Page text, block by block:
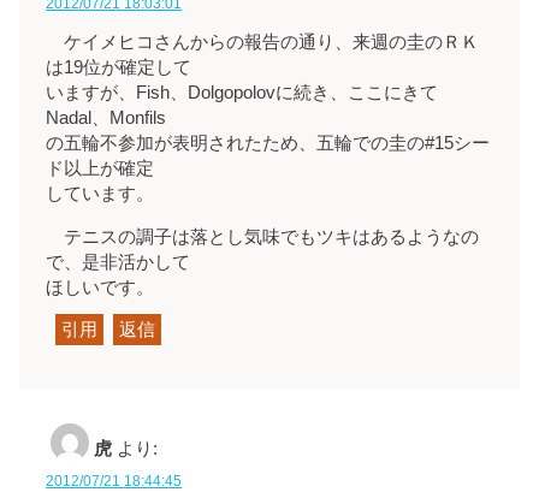
ケイメヒコさんからの報告の通り、来週の圭のＲＫ
は19位が確定して
いますが、Fish、Dolgopolovに続き、ここにきて
Nadal、Monfils
の五輪不参加が表明されたため、五輪での圭の#15シー
ド以上が確定
しています。
テニスの調子は落とし気味でもツキはあるようなの
で、是非活かして
ほしいです。
引用 返信
虎 より:
2012/07/21 18:44:45